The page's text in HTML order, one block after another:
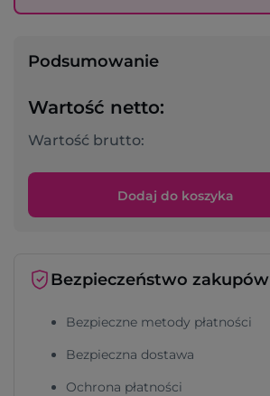
Podsumowanie
Wartość netto:
Wartość brutto:
Dodaj do koszyka
Bezpieczeństwo zakupów
Bezpieczne metody płatności
Bezpieczna dostawa
Ochrona płatności